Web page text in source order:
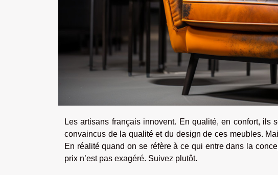
Les artisans français innovent. En qualité, en confort, ils
convaincus de la qualité et du design de ces meubles.
En réalité quand on se réfère à ce qui entre dans la
prix n’est pas exagéré. Suivez plutôt.